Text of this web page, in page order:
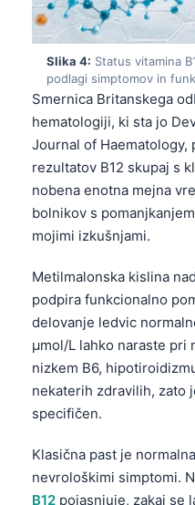
Slika 4: Status vitamina
podlagi simptomov in
Smernica Britanskega
hematologiji, ki sta jo
Journal of
rezultatov B12 skupaj s
nobena enotna mejna
bolnikov s
mojimi izkušnjami.
Metilmalonska kislina
podpira funkcionalno
delovanje ledvic
µmol/L lahko naraste pri
nizkem B6,
nekaterih zdravilih, zato
specifičen.
Klasična past je
nevrološkimi simptomi.
B12 pojasnjuje, zakaj se